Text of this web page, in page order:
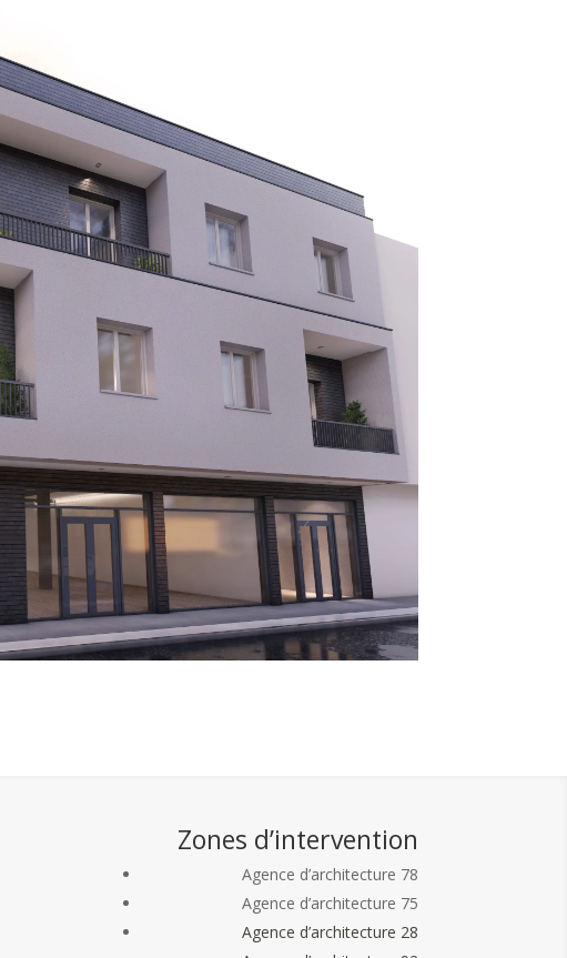
Zones d’intervention
Agence d’architecture 78
Agence d’architecture 75
Agence d’architecture 28